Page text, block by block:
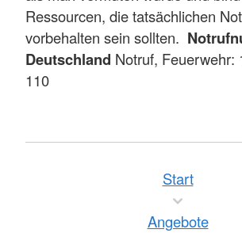
Ressourcen, die tatsächlichen
vorbehalten sein sollten.
Deutschland Notruf, Feuerwehr:
110
Start
Angebote